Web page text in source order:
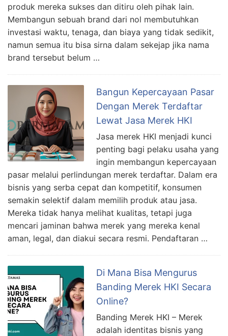
produk mereka sukses dan ditiru oleh pihak lain.
Membangun sebuah brand dari nol membutuhkan
investasi waktu, tenaga, dan biaya yang tidak sedikit,
namun semua itu bisa sirna dalam sekejap jika nama
brand tersebut belum …
Bangun Kepercayaan Pasar
Dengan Merek Terdaftar
Lewat Jasa Merek HKI
Jasa merek HKI menjadi kunci
penting bagi pelaku usaha yang
ingin membangun kepercayaan
pasar melalui perlindungan merek terdaftar. Dalam era
bisnis yang serba cepat dan kompetitif, konsumen
semakin selektif dalam memilih produk atau jasa.
Mereka tidak hanya melihat kualitas, tetapi juga
mencari jaminan bahwa merek yang mereka kenal
aman, legal, dan diakui secara resmi. Pendaftaran …
Di Mana Bisa Mengurus
Banding Merek HKI Secara
Online?
Banding Merek HKI – Merek
adalah identitas bisnis yang